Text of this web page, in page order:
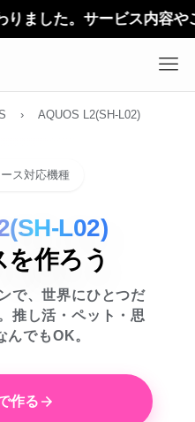
。サービス内容やご利用
› AQUOS L2(SH-L02)
ス対応機種
L02)
作ろう
で、世界にひとつだ
推し活・ペット・思
んでもOK。
作る